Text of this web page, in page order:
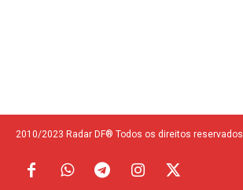
2010/2023 Radar DF® Todos os direitos reservados.